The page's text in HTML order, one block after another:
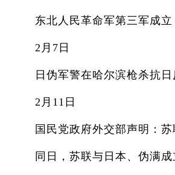
东北人民革命军第三军成立
2月7日
日伪军警在哈尔滨枪杀抗日
2月11日
国民党政府外交部声明：苏
同日，苏联与日本、伪满成